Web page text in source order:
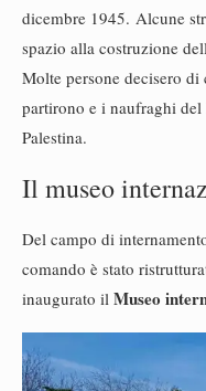
dicembre 1945. Alcune
spazio alla costruzione
Molte persone decisero
partirono e i naufraghi del
Palestina.
Il museo
Del campo di
comando è stato
inaugurato il Museo